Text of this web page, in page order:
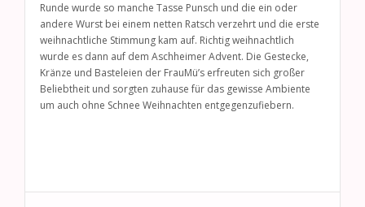
Runde wurde so manche Tasse Punsch und die ein oder
andere Wurst bei einem netten Ratsch verzehrt und die erste
weihnachtliche Stimmung kam auf. Richtig weihnachtlich
wurde es dann auf dem Aschheimer Advent. Die Gestecke,
Kränze und Basteleien der FrauMü’s erfreuten sich großer
Beliebtheit und sorgten zuhause für das gewisse Ambiente
um auch ohne Schnee Weihnachten entgegenzufiebern.